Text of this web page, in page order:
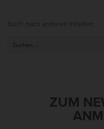
Such‘ nach anderen Inhalten:
ZUM